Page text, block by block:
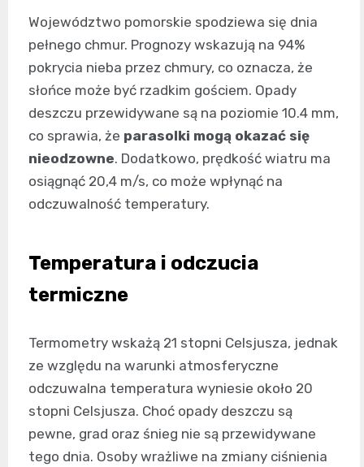
Województwo pomorskie spodziewa się dnia
pełnego chmur. Prognozy wskazują na 94%
pokrycia nieba przez chmury, co oznacza, że
słońce może być rzadkim gościem. Opady
deszczu przewidywane są na poziomie 10.4 mm,
co sprawia, że parasolki mogą okazać się
nieodzowne. Dodatkowo, prędkość wiatru ma
osiągnąć 20,4 m/s, co może wpłynąć na
odczuwalność temperatury.
Temperatura i odczucia
termiczne
Termometry wskażą 21 stopni Celsjusza, jednak
ze względu na warunki atmosferyczne
odczuwalna temperatura wyniesie około 20
stopni Celsjusza. Choć opady deszczu są
pewne, grad oraz śnieg nie są przewidywane
tego dnia. Osoby wrażliwe na zmiany ciśnienia